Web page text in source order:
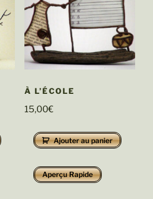
À L’ÉCOLE
15,00€
Ajouter au panier
Aperçu Rapide